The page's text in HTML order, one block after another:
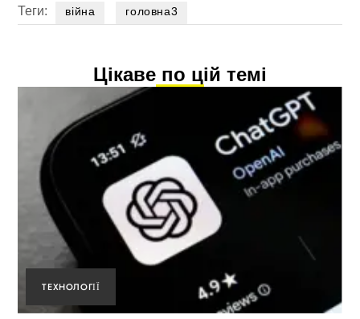
Теги: війна головна3
Цікаве по цій темі
ТЕХНОЛОГІЇ